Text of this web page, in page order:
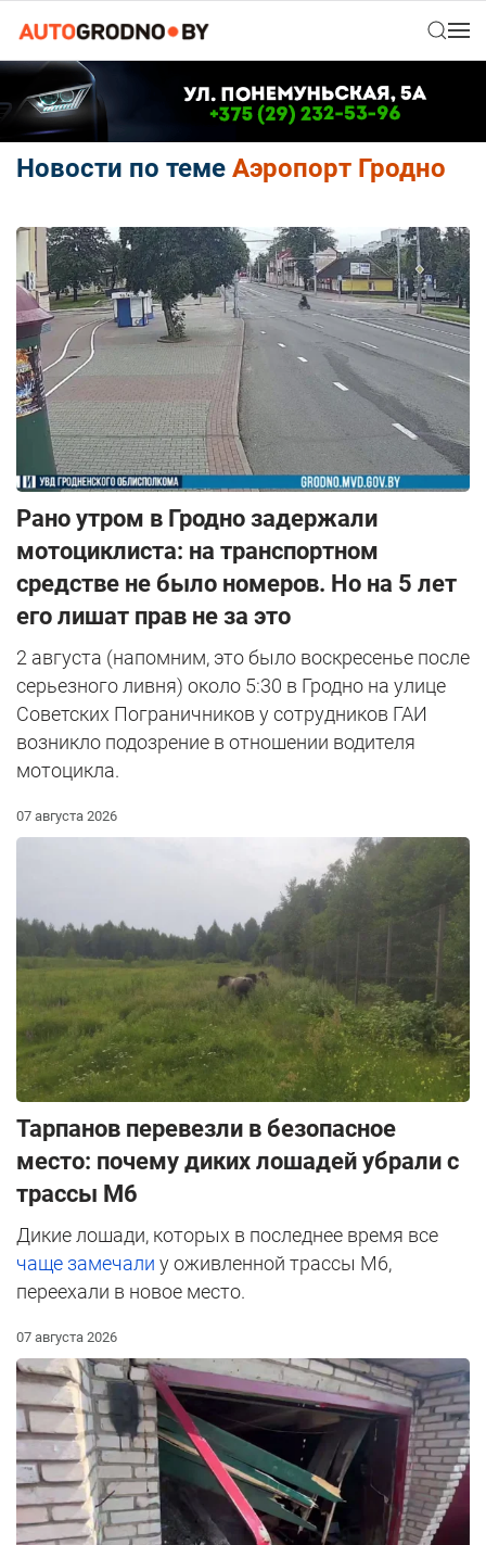
Новости по теме Аэропорт Гродно
Рано утром в Гродно задержали
мотоциклиста: на транспортном
средстве не было номеров. Но на 5 лет
его лишат прав не за это
2 августа (напомним, это было воскресенье после
серьезного ливня) около 5:30 в Гродно на улице
Советских Пограничников у сотрудников ГАИ
возникло подозрение в отношении водителя
мотоцикла.
07 августа 2026
Тарпанов перевезли в безопасное
место: почему диких лошадей убрали с
трассы М6
Дикие лошади, которых в последнее время все
чаще замечали у оживленной трассы М6,
переехали в новое место.
07 августа 2026